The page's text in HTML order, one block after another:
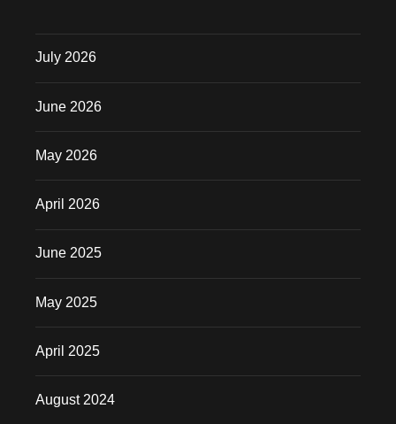
July 2026
June 2026
May 2026
April 2026
June 2025
May 2025
April 2025
August 2024